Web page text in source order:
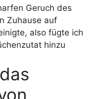
Geruch des
Zuhause auf
also fügte ich
hinzu